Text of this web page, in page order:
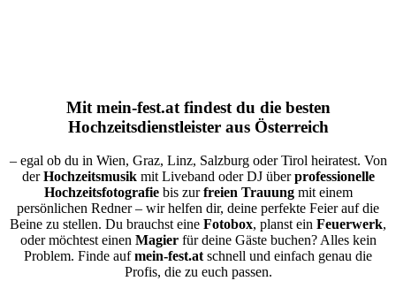
Mit mein-fest.atfindest du die besten
Hochzeitsdienstleister aus Österreich
– egal ob du in Wien, Graz, Linz, Salzburg oder Tirol heiratest. Von
derHochzeitsmusikmit Liveband oder DJ überprofessionelle
Hochzeitsfotografiebis zurfreien Trauungmit einem
persönlichen Redner – wir helfen dir, deine perfekte Feier auf die
Beine zu stellen. Du brauchst eine Fotobox, planst ein Feuerwerk,
oder möchtest einen Magierfür deine Gäste buchen? Alles kein
Problem. Finde aufmein-fest.atschnell und einfach genau die
Profis, die zu euch passen.